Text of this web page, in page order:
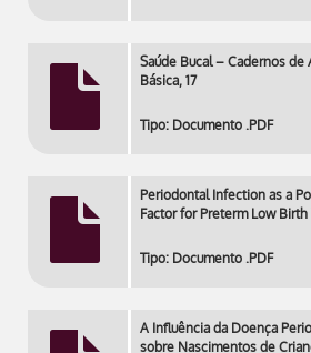
Saúde Bucal – Cadernos de
Básica, 17
Tipo: Documento .PDF
Periodontal Infection as a
Factor for Preterm Low
Tipo: Documento .PDF
A Influência da Doença
sobre Nascimentos de